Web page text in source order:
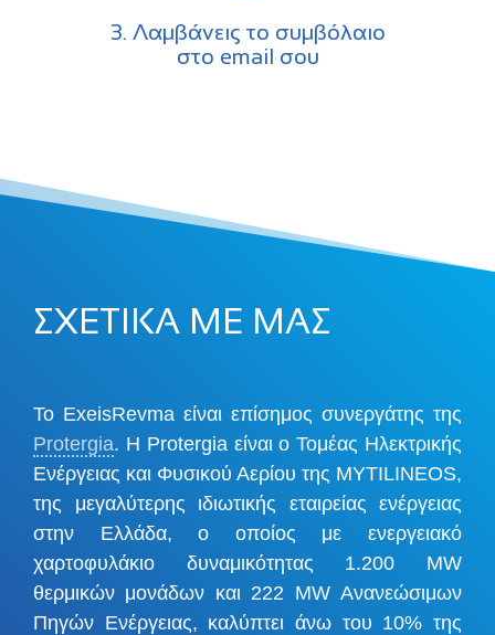
3. Λαμβάνεις το συμβόλαιο
στο email σου
ΣΧΕΤΙΚΑ ΜΕ ΜΑΣ
Το ExeisRevma είναι επίσημος συνεργάτης της
Protergia. Η Protergia είναι ο Τομέας Ηλεκτρικής
Ενέργειας και Φυσικού Αερίου της MYTILINEOS,
της μεγαλύτερης ιδιωτικής εταιρείας ενέργειας
στην Ελλάδα, ο οποίος με ενεργειακό
χαρτοφυλάκιο δυναμικότητας 1.200 MW
θερμικών μονάδων και 222 MW Ανανεώσιμων
Πηγών Ενέργειας, καλύπτει άνω του 10% της